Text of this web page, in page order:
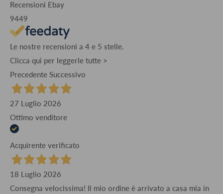
Recensioni Ebay
9449
Le nostre recensioni a 4 e 5 stelle.
Clicca qui per leggerle tutte >
Precedente Successivo
27 Luglio 2026
Ottimo venditore
Acquirente verificato
18 Luglio 2026
Consegna velocissima! Il mio ordine è arrivato a casa mia in